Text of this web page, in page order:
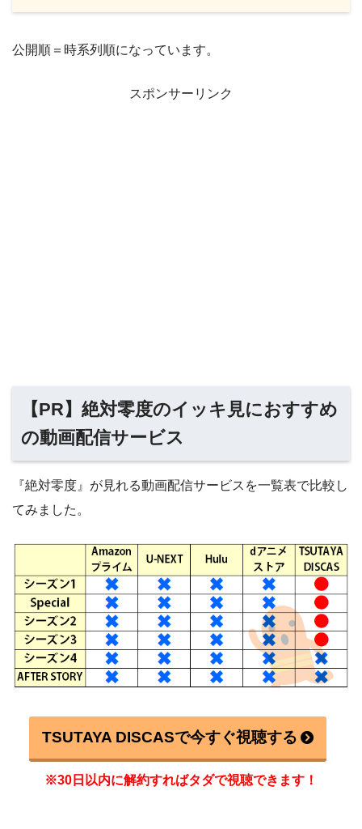
公開順＝時系列順になっています。
スポンサーリンク
【PR】絶対零度のイッキ見におすすめ
の動画配信サービス
『絶対零度』が見れる動画配信サービスを一覧表で比較し
てみました。
TSUTAYA DISCASで今すぐ視聴する
※30日以内に解約すればタダで視聴できます！